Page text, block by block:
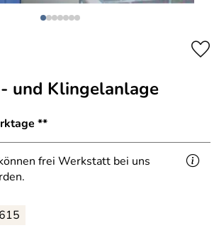
und Klingelanlage
**
frei Werkstatt bei uns